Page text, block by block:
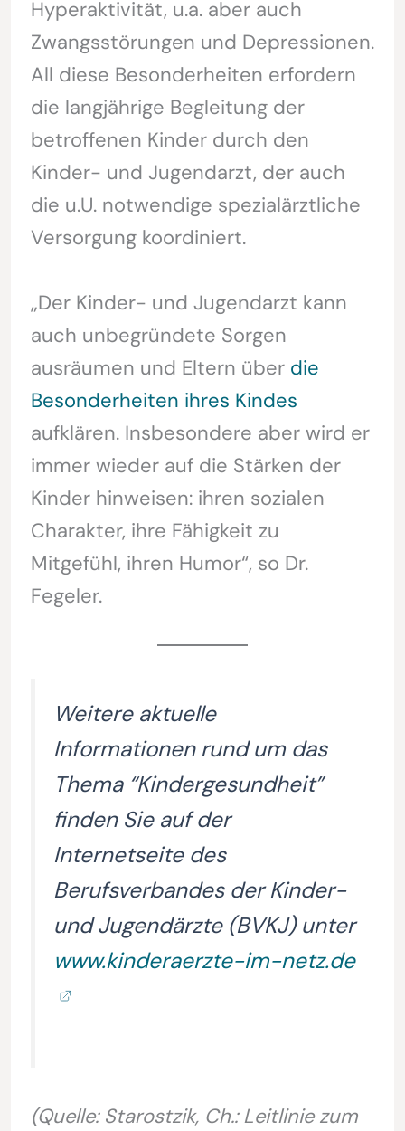
Hyperaktivität, u.a. aber auch
Zwangsstörungen und Depressionen.
All diese Besonderheiten erfordern
die langjährige Begleitung der
betroffenen Kinder durch den
Kinder- und Jugendarzt, der auch
die u.U. notwendige spezialärztliche
Versorgung koordiniert.
„Der Kinder- und Jugendarzt kann
auch unbegründete Sorgen
ausräumen und Eltern überdie
Besonderheiten ihres Kindes
aufklären. Insbesondere aber wird er
immer wieder auf die Stärken der
Kinder hinweisen: ihren sozialen
Charakter, ihre Fähigkeit zu
Mitgefühl, ihren Humor“, so Dr.
Fegeler.
Weitere aktuelle
Informationen rund um das
Thema “Kindergesundheit”
finden Sie auf der
Internetseite des
Berufsverbandes der Kinder-
und Jugendärzte (BVKJ) unter
www.kinderaerzte-im-netz.de
(Quelle: Starostzik, Ch.: Leitlinie zum